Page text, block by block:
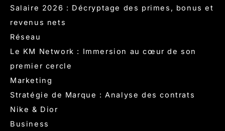
Salaire 2026 : Décryptage des primes, bonus et
revenus nets
Réseau
Le KM Network : Immersion au cœur de son
premier cercle
Marketing
Stratégie de Marque : Analyse des contrats
Nike & Dior
Business